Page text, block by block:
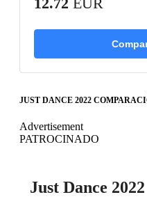
JUST DANCE 2022
Advertisement
PATROCINADO
Just Dance